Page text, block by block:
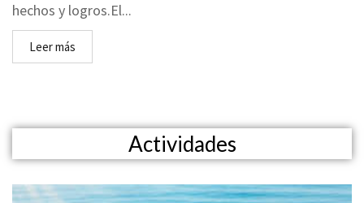
hechos y logros.El...
Leer más
Actividades